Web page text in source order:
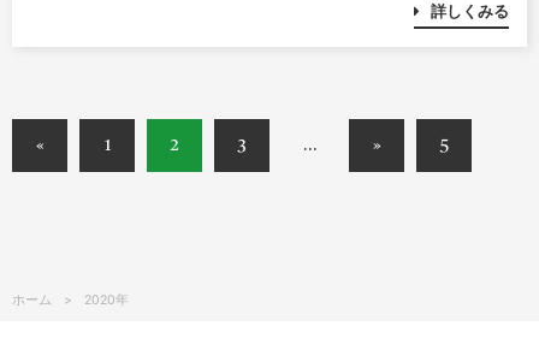
詳しくみる
« 1 2 3 … » 5
ホーム 2020年